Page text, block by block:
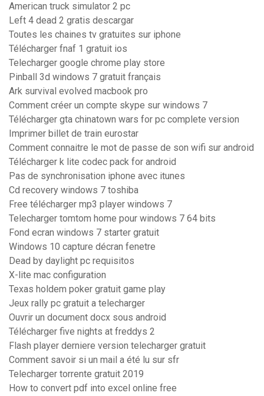
American truck simulator 2 pc
Left 4 dead 2 gratis descargar
Toutes les chaines tv gratuites sur iphone
Télécharger fnaf 1 gratuit ios
Telecharger google chrome play store
Pinball 3d windows 7 gratuit français
Ark survival evolved macbook pro
Comment créer un compte skype sur windows 7
Télécharger gta chinatown wars for pc complete version
Imprimer billet de train eurostar
Comment connaitre le mot de passe de son wifi sur android
Télécharger k lite codec pack for android
Pas de synchronisation iphone avec itunes
Cd recovery windows 7 toshiba
Free télécharger mp3 player windows 7
Telecharger tomtom home pour windows 7 64 bits
Fond ecran windows 7 starter gratuit
Windows 10 capture décran fenetre
Dead by daylight pc requisitos
X-lite mac configuration
Texas holdem poker gratuit game play
Jeux rally pc gratuit a telecharger
Ouvrir un document docx sous android
Télécharger five nights at freddys 2
Flash player derniere version telecharger gratuit
Comment savoir si un mail a été lu sur sfr
Telecharger torrente gratuit 2019
How to convert pdf into excel online free